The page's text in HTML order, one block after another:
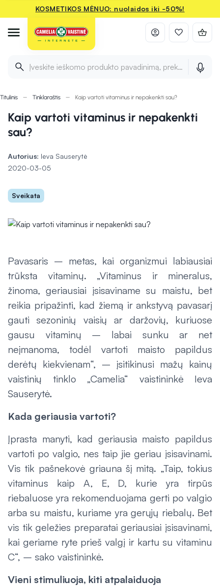
KOSMETIKOS MĖNUO: nuolaidos iki -50%!
Įveskite ieškomo produkto pavadinimą, prekės ženklą ir
Titulinis Tinklaraštis Kaip vartoti vitaminus ir nepakenkti sau?
Kaip vartoti vitaminus ir nepakenkti
sau?
Autorius: Ieva Sauserytė
2020-03-05
Sveikata
Pavasaris – metas, kai organizmui labiausiai
trūksta vitaminų. „Vitaminus ir mineralus,
žinoma, geriausiai įsisaviname su maistu, bet
reikia pripažinti, kad žiemą ir ankstyvą pavasarį
gauti sezoninių vaisių ar daržovių, kuriuose
gausu vitaminų – labai sunku ar net
neįmanoma, todėl vartoti maisto papildus
derėtų kiekvienam“, – įsitikinusi mažų kainų
vaistinių tinklo „Camelia“ vaistininkė Ieva
Sauserytė.
Kada geriausia vartoti?
Įprasta manyti, kad geriausia maisto papildus
vartoti po valgio, nes taip jie geriau įsisavinami.
Vis tik pašnekovė griauna šį mitą. „Taip, tokius
vitaminus kaip A, E, D, kurie yra tirpūs
riebaluose yra rekomenduojama gerti po valgio
arba su maistu, kuriame yra gerųjų riebalų. Bet
vis tik geležies preparatai geriausiai įsisavinami,
kai geriame ryte prieš valgį ir kartu su vitaminu
C“, – sako vaistininkė.
Vieni stimuliuoja, kiti atpalaiduoja